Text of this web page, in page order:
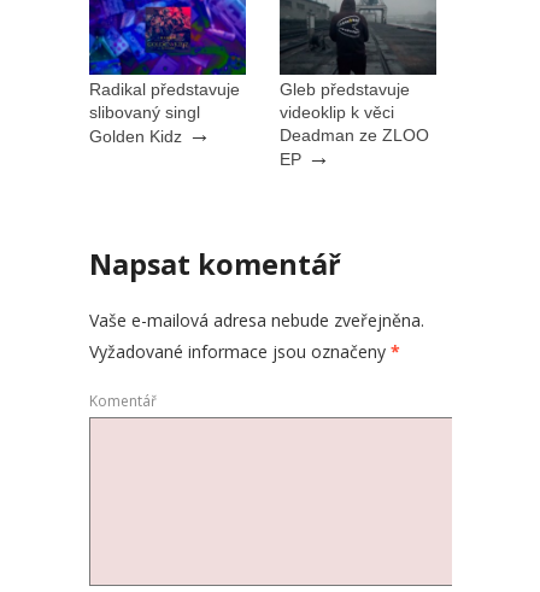
Radikal představuje
slibovaný singl
Golden Kidz →
Gleb představuje
videoklip k věci
Deadman ze ZLOO
EP →
Napsat komentář
Vaše e-mailová adresa nebude zveřejněna.
Vyžadované informace jsou označeny *
Komentář